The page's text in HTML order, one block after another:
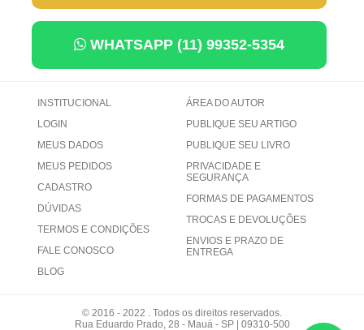
WHATSAPP (11) 99352-5354
INSTITUCIONAL
LOGIN
MEUS DADOS
MEUS PEDIDOS
CADASTRO
DÚVIDAS
TERMOS E CONDIÇÕES
FALE CONOSCO
BLOG
ÁREA DO AUTOR
PUBLIQUE SEU ARTIGO
PUBLIQUE SEU LIVRO
PRIVACIDADE E
SEGURANÇA
FORMAS DE PAGAMENTOS
TROCAS E DEVOLUÇÕES
ENVIOS E PRAZO DE
ENTREGA
© 2016 - 2022 . Todos os direitos reservados.
Rua Eduardo Prado, 28 - Mauá - SP | 09310-500